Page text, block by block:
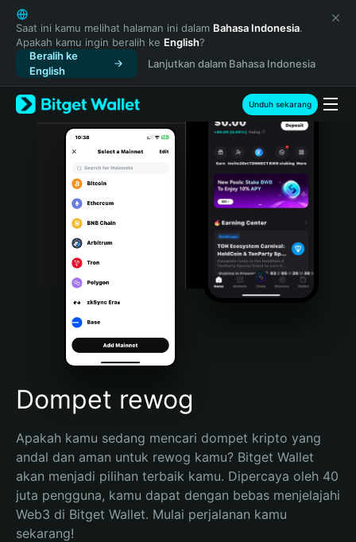
English
日本語
Tiếng Việt
Русский
Español (Latinoamérica)
Türkçe
Italiano
Português (Portugal)
Bahasa Indonesia
Português (Brasil)
Español (Argentina)
Saat ini kamu melihat halaman ini dalam Bahasa Indonesia.
Apakah kamu ingin beralih ke English?
Beralih ke
English
Lanjutkan dalam Bahasa Indonesia
Unduh sekarang
Dompet rewog
Apakah kamu sedang mencari dompet kripto yang
andal dan aman untuk rewog kamu? Bitget Wallet
akan menjadi pilihan terbaik kamu. Dipercaya oleh 40
juta pengguna, kamu dapat dengan bebas menjelajahi
Web3 di Bitget Wallet. Mulai perjalanan kamu
sekarang!